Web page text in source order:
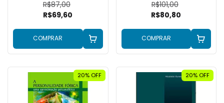
R$87,00
R$69,60
COMPRAR
R$101,00
R$80,80
COMPRAR
20% OFF 20% OFF